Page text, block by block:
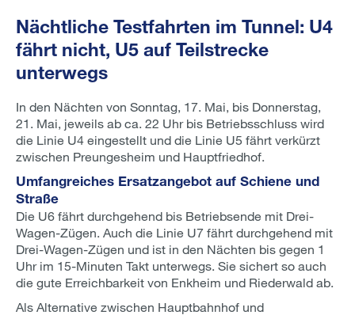
Nächtliche Testfahrten im Tunnel: U4
fährt nicht, U5 auf Teilstrecke
unterwegs
In den Nächten von Sonntag, 17. Mai, bis Donnerstag,
21. Mai, jeweils ab ca. 22 Uhr bis Betriebsschluss wird
die Linie U4 eingestellt und die Linie U5 fährt verkürzt
zwischen Preungesheim und Hauptfriedhof.
Umfangreiches Ersatzangebot auf Schiene und
Straße
Die U6 fährt durchgehend bis Betriebsende mit Drei-
Wagen-Zügen. Auch die Linie U7 fährt durchgehend mit
Drei-Wagen-Zügen und ist in den Nächten bis gegen 1
Uhr im 15-Minuten Takt unterwegs. Sie sichert so auch
die gute Erreichbarkeit von Enkheim und Riederwald ab.
Als Alternative zwischen Hauptbahnhof und